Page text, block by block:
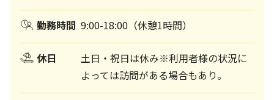
勤務時間 9:00-18:00（休憩1時間）
休日
土日・祝日は休み※利用者様の状況に
よっては訪問がある場合もあり。